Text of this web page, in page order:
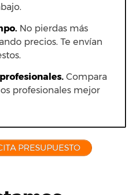
No pierdas más
precios. Te envían
Compara
profesionales mejor
PRESUPUESTO